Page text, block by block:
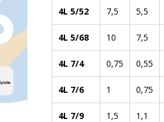
4L 5/52 7,5 5,5
4L 5/68 10 7,5
4L 7/4 0,75 0,55
4L 7/6 1 0,75
4L 7/9 1,5 1,1